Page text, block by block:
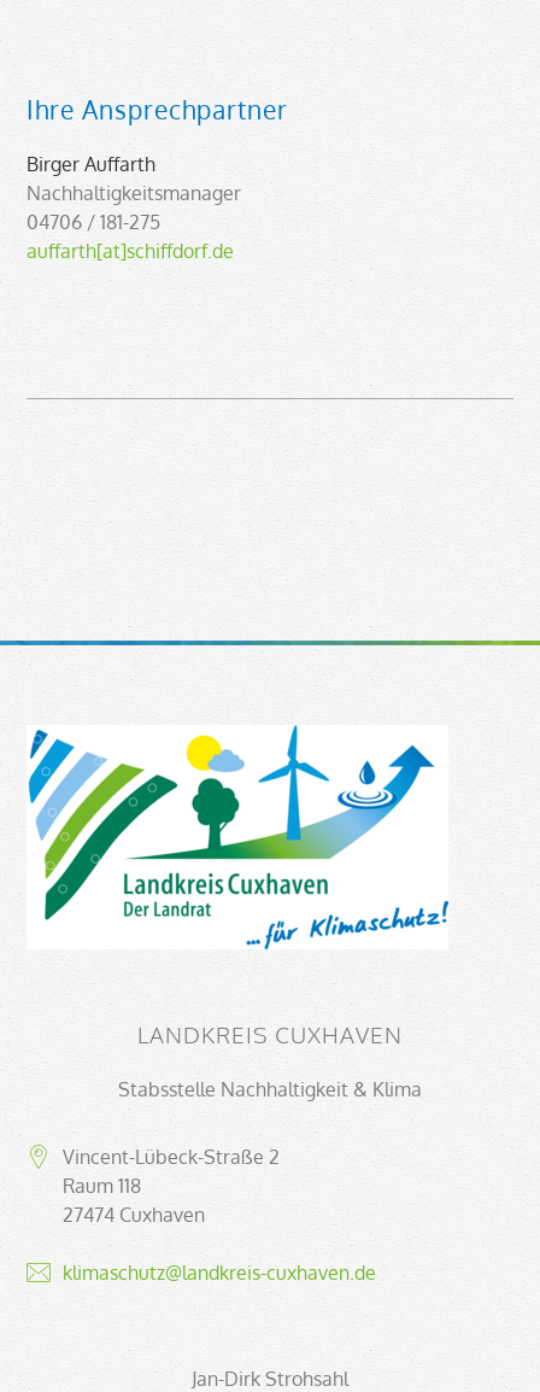
Ihre Ansprechpartner
Birger Auffarth
Nachhaltigkeitsmanager
04706 / 181-275
auffarth[at]schiffdorf.de
LANDKREIS CUXHAVEN
Stabsstelle Nachhaltigkeit & Klima
Vincent-Lübeck-Straße 2
Raum 118
27474 Cuxhaven
klimaschutz@landkreis-cuxhaven.de
Jan-Dirk Strohsahl